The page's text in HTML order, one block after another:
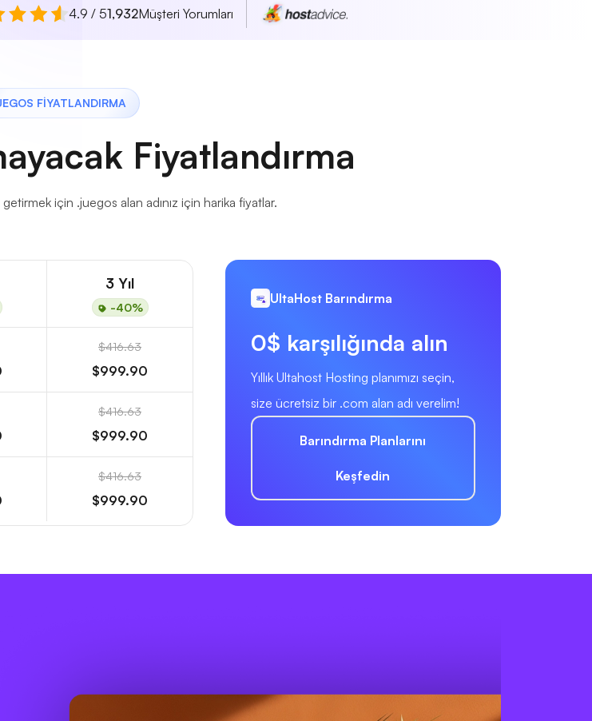
4.9 / 51,932Müşteri Yorumları
FIYATLANDIRMA
Fiyatlandırma
için .juegos alan adınız için harika fiyatlar.
3 Yıl
-40%
$416.63
$999.90
$416.63
$999.90
$416.63
$999.90
UltaHost Barındırma
0$ karşılığında alın
Yıllık Ultahost Hosting planımızı seçin,
size ücretsiz bir .com alan adı verelim!
Barındırma Planlarını
Keşfedin